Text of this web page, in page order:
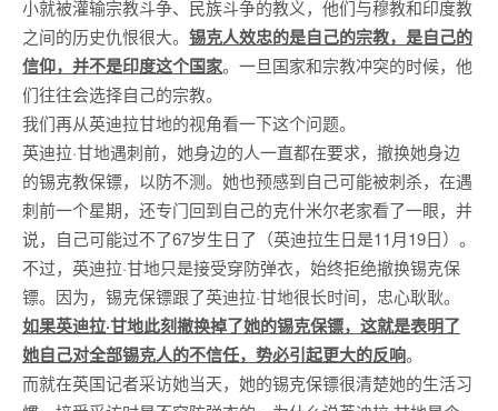
小就被灌输宗教斗争、民族斗争的教义，他们与穆教和印度教
之间的历史仇恨很大。 锡克人效忠的是自己的宗教，是自己的
信仰，并不是印度这个国家。一旦国家和宗教冲突的时候，他
们往往会选择自己的宗教。
我们再从英迪拉甘地的视角看一下这个问题。
英迪拉·甘地遇刺前，她身边的人一直都在要求，撤换她身边
的锡克教保镖，以防不测。她也预感到自己可能被刺杀，在遇
刺前一个星期，还专门回到自己的克什米尔老家看了一眼，并
说，自己可能过不了67岁生日了（英迪拉生日是11月19日）。
不过，英迪拉·甘地只是接受穿防弹衣，始终拒绝撤换锡克保
镖。因为，锡克保镖跟了英迪拉·甘地很长时间，忠心耿耿。
如果英迪拉·甘地此刻撤换掉了她的锡克保镖，这就是表明了
她自己对全部锡克人的不信任，势必引起更大的反响。
而就在英国记者采访她当天，她的锡克保镖很清楚她的生活习